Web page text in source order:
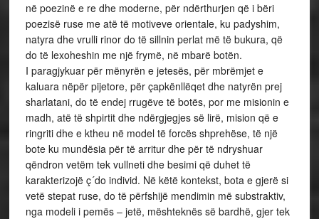
në poezinë e re dhe moderne, për ndërthurjen që i bëri
poezisë ruse me atë të motiveve orientale, ku padyshim,
natyra dhe vrulli rinor do të sillnin perlat më të bukura, që
do të lexoheshin me një frymë, në mbarë botën.
I paragjykuar për mënyrën e jetesës, për mbrëmjet e
kaluara nëpër pijetore, për çapkënllëqet dhe natyrën prej
sharlatani, do të endej rrugëve të botës, por me misionin e
madh, atë të shpirtit dhe ndërgjegjes së lirë, mision që e
ringriti dhe e ktheu në model të forcës shprehëse, të një
bote ku mundësia për të arritur dhe për të ndryshuar
qëndron vetëm tek vullneti dhe besimi që duhet të
karakterizojë ç´do individ. Në këtë kontekst, bota e gjerë si
vetë stepat ruse, do të përfshijë mendimin më substraktiv,
nga modeli i pemës – jetë, mështeknës së bardhë, gjer tek